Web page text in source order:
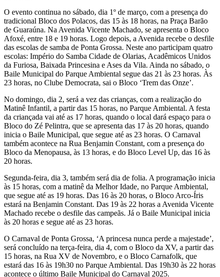
O evento continua no sábado, dia 1º de março, com a presença do
tradicional Bloco dos Polacos, das 15 às 18 horas, na Praça Barão
de Guaraúna. Na Avenida Vicente Machado, se apresenta o Bloco
Afoxé, entre 18 e 19 horas. Logo depois, a Avenida recebe o desfile
das escolas de samba de Ponta Grossa. Neste ano participam quatro
escolas: Império do Samba Cidade de Olarias, Acadêmicos Unidos
da Furiosa, Baixada Princesina e Ases da Vila. Ainda no sábado, o
Baile Municipal do Parque Ambiental segue das 21 às 23 horas. Às
23 horas, no Clube Democrata, sai o Bloco ‘Trem das Onze’.
No domingo, dia 2, será a vez das crianças, com a realização do
Matinê Infantil, a partir das 15 horas, no Parque Ambiental. A festa
da criançada vai até as 17 horas, quando o local dará espaço para o
Bloco do Zé Pelintra, que se apresenta das 17 às 20 horas, quando
inicia o Baile Municipal, que segue até as 23 horas. O Carnaval
também acontece na Rua Benjamin Constant, com a presença do
Bloco da Menopausa, às 13 horas, e do Bloco Level Up, das 16 às
20 horas.
Segunda-feira, dia 3, também será dia de folia. A programação inicia
às 15 horas, com a matinê da Melhor Idade, no Parque Ambiental,
que segue até as 19 horas. Das 16 às 20 horas, o Bloco Arco-Íris
estará na Benjamin Constant. Das 19 às 22 horas a Avenida Vicente
Machado recebe o desfile das campeãs. Já o Baile Municipal inicia
às 20 horas e segue até as 23 horas.
O Carnaval de Ponta Grossa, ‘A princesa nunca perde a majestade’,
será concluído na terça-feira, dia 4, com o Bloco da XV, a partir das
15 horas, na Rua XV de Novembro, e o Bloco Carnafolk, que
estará das 16 às 19h30 no Parque Ambiental. Das 19h30 às 22 horas
acontece o último Baile Municipal do Carnaval 2025.